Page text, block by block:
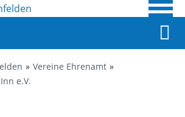
Vereine Ehrenamt
e.V.